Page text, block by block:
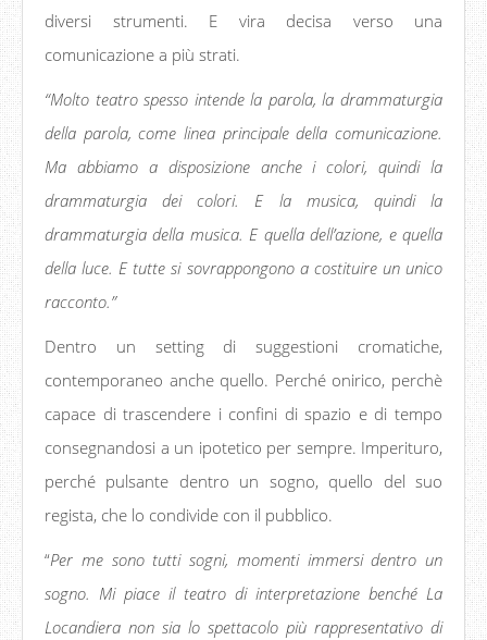
diversi strumenti. E vira decisa verso una
comunicazione a più strati.
“Molto teatro spesso intende la parola, la drammaturgia
della parola, come linea principale della comunicazione.
Ma abbiamo a disposizione anche i colori, quindi la
drammaturgia dei colori. E la musica, quindi la
drammaturgia della musica. E quella dell’azione, e quella
della luce. E tutte si sovrappongono a costituire un unico
racconto.”
Dentro un setting di suggestioni cromatiche,
contemporaneo anche quello. Perché onirico, perchè
capace di trascendere i confini di spazio e di tempo
consegnandosi a un ipotetico per sempre. Imperituro,
perché pulsante dentro un sogno, quello del suo
regista, che lo condivide con il pubblico.
“Per me sono tutti sogni, momenti immersi dentro un
sogno. Mi piace il teatro di interpretazione benché La
Locandiera non sia lo spettacolo più rappresentativo di